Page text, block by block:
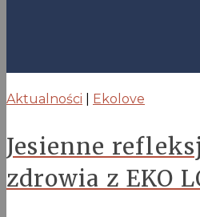
Aktualności Ekolove
Jesienne
zdrowia z EKO